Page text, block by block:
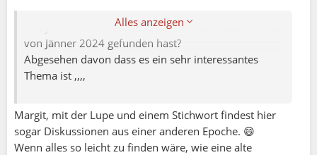
Alles anzeigen
Sorry würde mich interessieren wo du dieses Thema
von Jänner 2024 gefunden hast?
Abgesehen davon dass es ein sehr interessantes
Thema ist ,,,,
Margit, mit der Lupe und einem Stichwort findest hier
sogar Diskussionen aus einer anderen Epoche. 😄
Wenn alles so leicht zu finden wäre, wie eine alte